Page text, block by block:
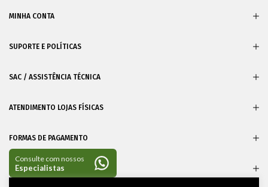
MINHA CONTA
SUPORTE E POLÍTICAS
SAC / ASSISTÊNCIA TÉCNICA
ATENDIMENTO LOJAS FÍSICAS
FORMAS DE PAGAMENTO
CERTIFICADOS